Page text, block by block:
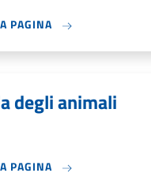
PAGINA
degli animali
PAGINA